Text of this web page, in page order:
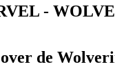
-
de